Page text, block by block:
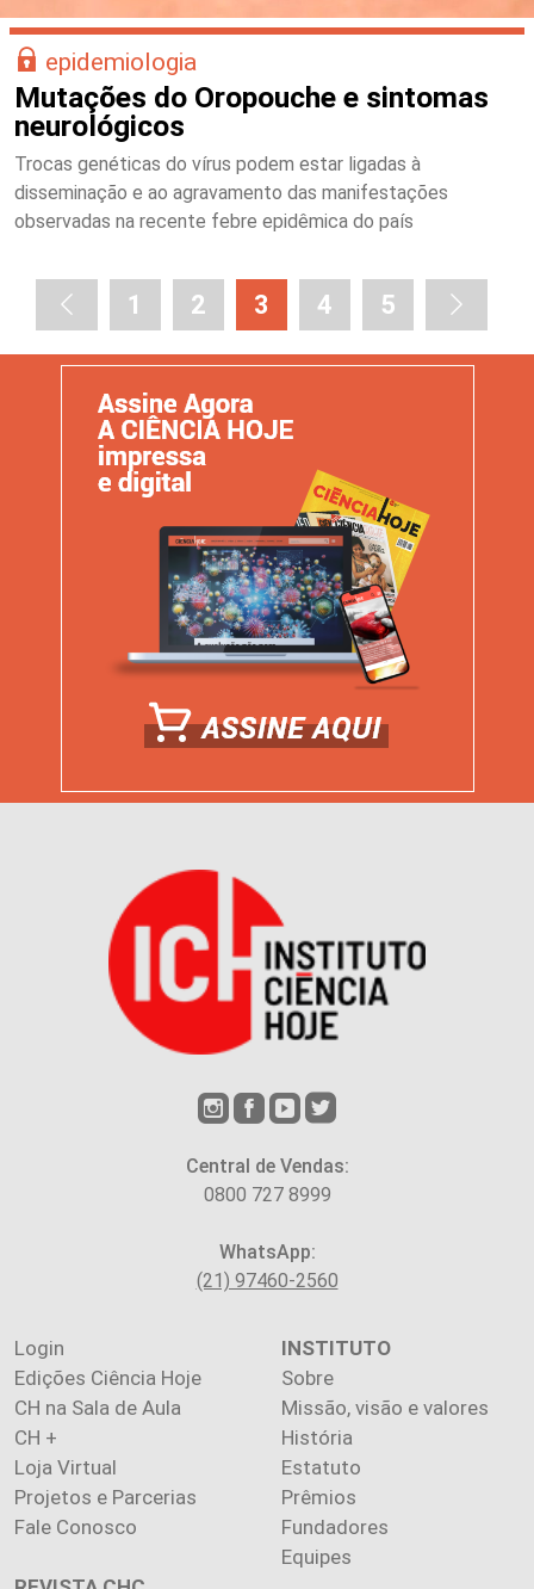
epidemiologia
Mutações do Oropouche e sintomas
neurológicos
Trocas genéticas do vírus podem estar ligadas à
disseminação e ao agravamento das manifestações
observadas na recente febre epidêmica do país
1 2 3 4 5
Central de Vendas:
0800 727 8999
WhatsApp:
(21) 97460-2560
Login
Edições Ciência Hoje
CH na Sala de Aula
CH +
Loja Virtual
Projetos e Parcerias
Fale Conosco
INSTITUTO
Sobre
Missão, visão e valores
História
Estatuto
Prêmios
Fundadores
Equipes